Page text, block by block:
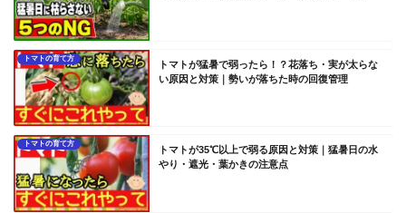
トマトの育て方
トマトが猛暑で弱ったら！？花落ち・実が太らな
い原因と対策｜勢いが落ちた時の回復管理
トマトの育て方
トマトが35℃以上で弱る原因と対策｜猛暑日の水
やり・遮光・葉かきの注意点